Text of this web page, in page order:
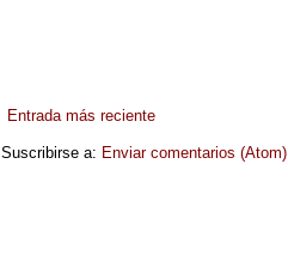
Entrada más reciente
Suscribirse a: Enviar comentarios (Atom)